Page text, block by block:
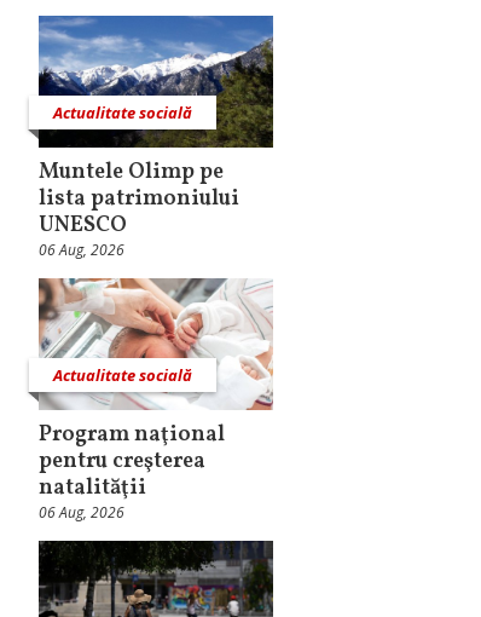
Actualitate socială
Muntele Olimp pe
lista patrimoniului
UNESCO
06 Aug, 2026
Actualitate socială
Program naţional
pentru creşterea
natalităţii
06 Aug, 2026